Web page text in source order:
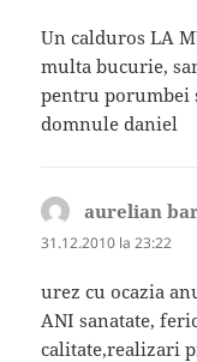
Un calduros LA
multa bucurie,
pentru porumbei
domnule daniel
aurelian
31.12.2010 la 23:22
urez cu ocazia
ANI sanatate,
calitate,realizari